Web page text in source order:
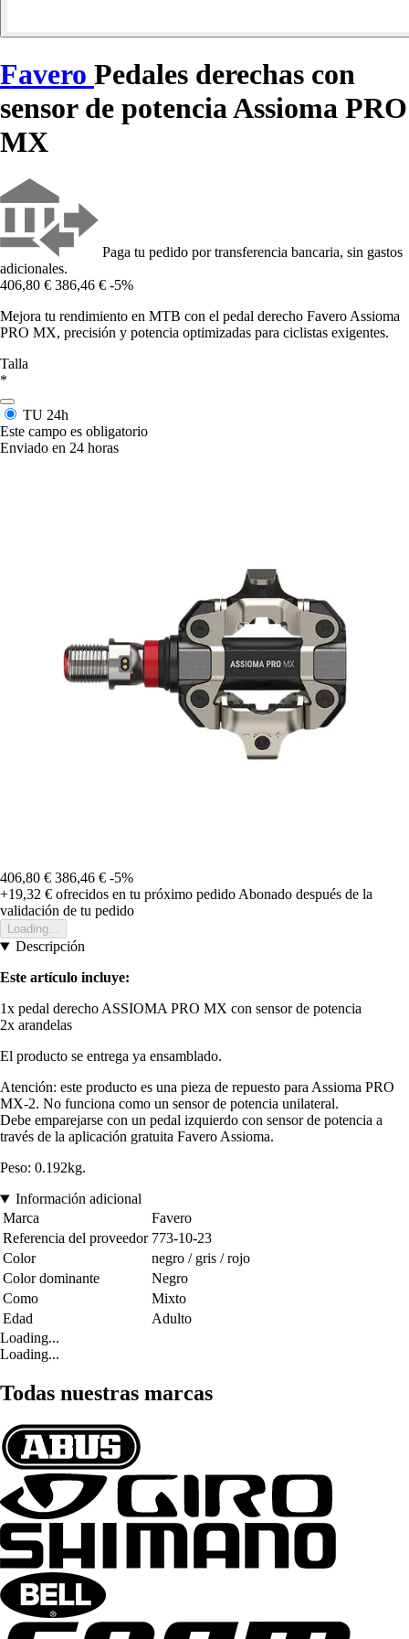
Favero Pedales derechas con
sensor de potencia Assioma PRO
MX
Paga tu pedido por transferencia bancaria, sin gastos
adicionales.
406,80 € 386,46 € -5%
Mejora tu rendimiento en MTB con el pedal derecho Favero Assioma
PRO MX, precisión y potencia optimizadas para ciclistas exigentes.
Talla
*
TU 24h
Este campo es obligatorio
Enviado en 24 horas
406,80 € 386,46 € -5%
+19,32 € ofrecidos en tu próximo pedido Abonado después de la
validación de tu pedido
Loading...
Descripción
Este artículo incluye:
1x pedal derecho ASSIOMA PRO MX con sensor de potencia
2x arandelas
El producto se entrega ya ensamblado.
Atención: este producto es una pieza de repuesto para Assioma PRO
MX-2. No funciona como un sensor de potencia unilateral.
Debe emparejarse con un pedal izquierdo con sensor de potencia a
través de la aplicación gratuita Favero Assioma.
Peso: 0.192kg.
Información adicional
Marca
Favero
Referencia del proveedor 773-10-23
Color
negro / gris / rojo
Color dominante
Negro
Como
Mixto
Edad
Adulto
Loading...
Loading...
Todas nuestras marcas